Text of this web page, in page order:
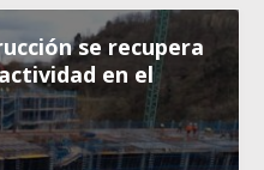
se recupera
en el